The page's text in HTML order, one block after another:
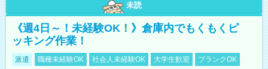
未読
《週4日～！未経験OK！》倉庫内でもくもくピ
ッキング作業！
派遣 職種未経験OK 社会人未経験OK 大学生歓迎
ブランクOK